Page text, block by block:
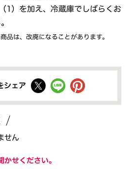
1）を加え、冷蔵庫でしばらくお
品は、改廃になることがあります。
シェア
せん
かせください。